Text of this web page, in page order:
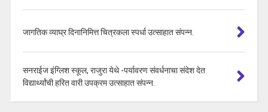
जागतिक व्याघ्र दिनानिमित्त चित्रकला स्पर्धा उत्साहात संपन्न.
सनराईज इंग्लिश स्कूल, राजुरा येथे -पर्यावरण संवर्धनाचा संदेश देत
विद्यार्थ्यांची हरित वारी उपक्रम उत्साहात संपन्न.